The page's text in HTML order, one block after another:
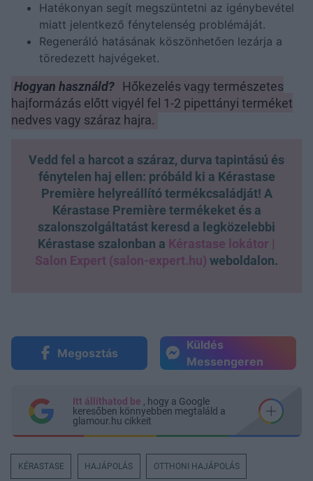
Hatékonyan segít megszüntetni az igénybevétel
miatt jelentkező fénytelenség problémáját.
Regeneráló hatásának köszönhetően lezárja a
töredezett hajvégeket.
Hogyan használd? Hőkezelés vagy természetes
hajformázás előtt vigyél fel 1-2 pipettányi terméket
nedves vagy száraz hajra.
Vedd fel a harcot a száraz, durva tapintású és
fénytelen haj ellen: próbáld ki a Kérastase
Première helyreállító termékcsaládját! A
Kérastase Première termékeket és a
szalonszolgáltatást keresd a legközelebbi
Kérastase szalonban a Kérastase lokátor |
Salon Expert (salon-expert.hu) weboldalon.
Megosztás
Küldés
Messengeren
Itt állíthatod be , hogy a Google
keresőben könnyebben megtaláld a
glamour.hu cikkeit
KÉRASTASE HAJÁPOLÁS OTTHONI HAJÁPOLÁS